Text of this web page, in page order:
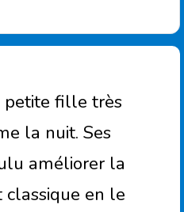
petite fille très
la nuit. Ses
améliorer la
classique en le